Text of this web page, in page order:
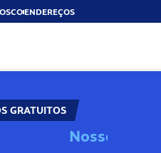
ENDEREÇOS
GRATUITOS
Noss